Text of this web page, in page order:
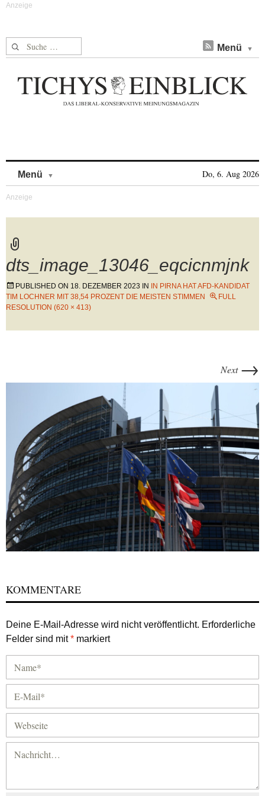
Suche nach: Menü
Menü Do, 6. Aug 2026
dts_image_13046_eqcicnmjnk
PUBLISHED ON 18. DEZEMBER 2023 IN
IN PIRNA HAT AFD-KANDIDAT
TIM LOCHNER MIT 38,54 PROZENT DIE MEISTEN STIMMEN
FULL
RESOLUTION (620 × 413)
Next →
KOMMENTARE
Deine E-Mail-Adresse wird nicht veröffentlicht. Erforderliche
Felder sind mit* markiert